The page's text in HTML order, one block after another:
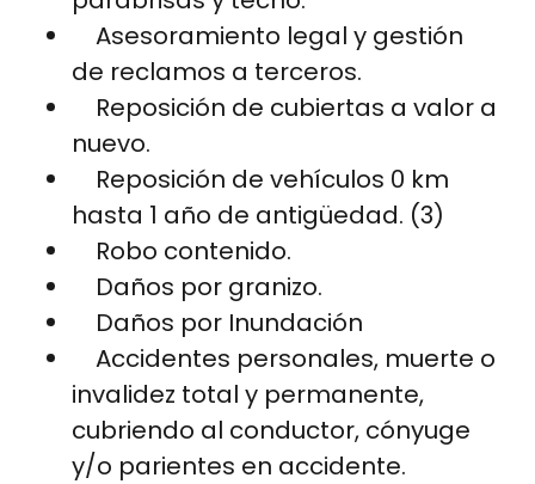
Asesoramiento legal y gestión
de reclamos a terceros.
Reposición de cubiertas a valor a
nuevo.
Reposición de vehículos 0 km
hasta 1 año de antigüedad. (3)
Robo contenido.
Daños por granizo.
Daños por Inundación
Accidentes personales, muerte o
invalidez total y permanente,
cubriendo al conductor, cónyuge
y/o parientes en accidente.